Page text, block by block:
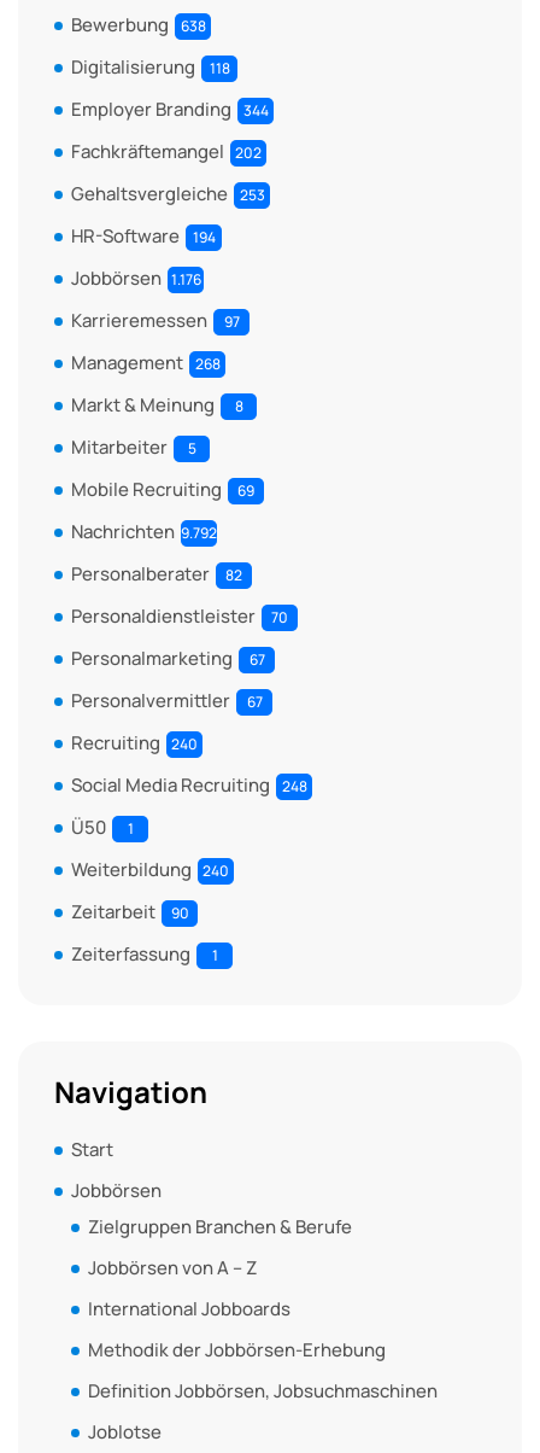
Bewerbung 638
Digitalisierung 118
Employer Branding 344
Fachkräftemangel 202
Gehaltsvergleiche 253
HR-Software 194
Jobbörsen 1.176
Karrieremessen 97
Management 268
Markt & Meinung 8
Mitarbeiter 5
Mobile Recruiting 69
Nachrichten 9.792
Personalberater 82
Personaldienstleister 70
Personalmarketing 67
Personalvermittler 67
Recruiting 240
Social Media Recruiting 248
Ü50 1
Weiterbildung 240
Zeitarbeit 90
Zeiterfassung 1
Navigation
Start
Jobbörsen
Zielgruppen Branchen & Berufe
Jobbörsen von A – Z
International Jobboards
Methodik der Jobbörsen-Erhebung
Definition Jobbörsen, Jobsuchmaschinen
Joblotse